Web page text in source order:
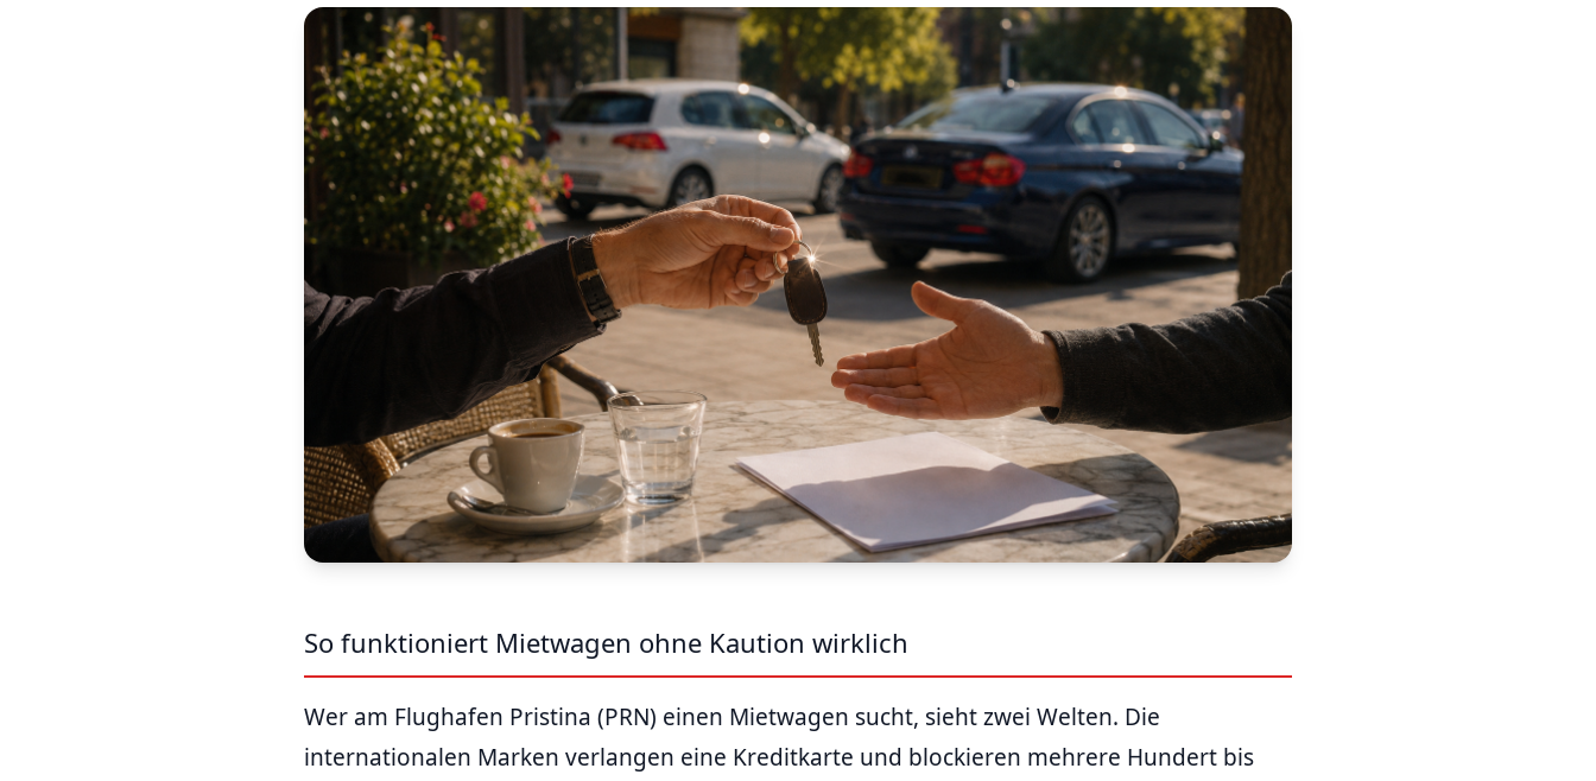
So funktioniert Mietwagen ohne Kaution wirklich
Wer am Flughafen Pristina (PRN) einen Mietwagen sucht, sieht zwei Welten. Die
internationalen Marken verlangen eine Kreditkarte und blockieren mehrere Hundert bis